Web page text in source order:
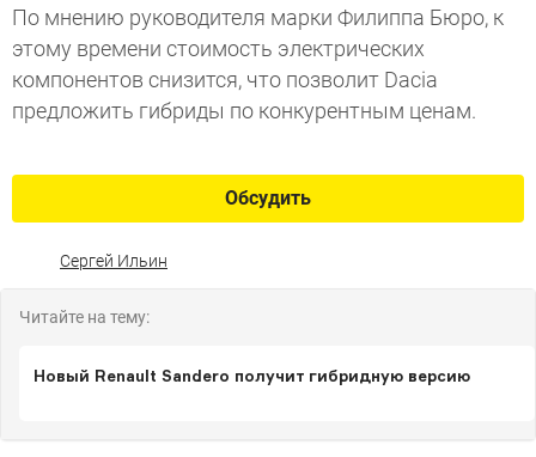
По мнению руководителя марки Филиппа Бюро, к
этому времени стоимость электрических
компонентов снизится, что позволит Dacia
предложить гибриды по конкурентным ценам.
Обсудить
Сергей Ильин
Читайте на тему:
Новый Renault Sandero получит гибридную версию